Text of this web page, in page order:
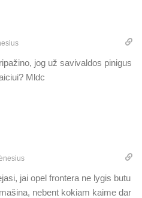
jog už savivaldos pinigus
Mldc
jai opel frontera ne lygis butu
nebent kokiam kaime dar